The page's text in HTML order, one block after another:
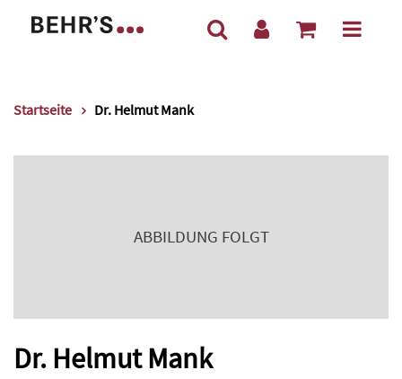
Startseite Dr. Helmut Mank
ABBILDUNG FOLGT
Dr. Helmut Mank